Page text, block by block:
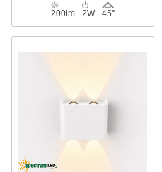
200lm 2W 45°